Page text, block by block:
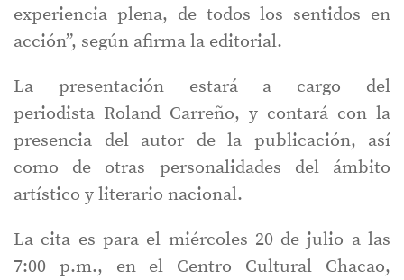
experiencia plena, de todos los sentidos en
acción”, según afirma la editorial.
La presentación estará a cargo del
periodista Roland Carreño, y contará con la
presencia del autor de la publicación, así
como de otras personalidades del ámbito
artístico y literario nacional.
La cita es para el miércoles 20 de julio a las
7:00 p.m., en el Centro Cultural Chacao,